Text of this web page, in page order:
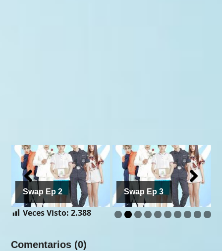
Swap Ep 2 Swap Ep 3
Veces Visto: 2.388
Comentarios (0)